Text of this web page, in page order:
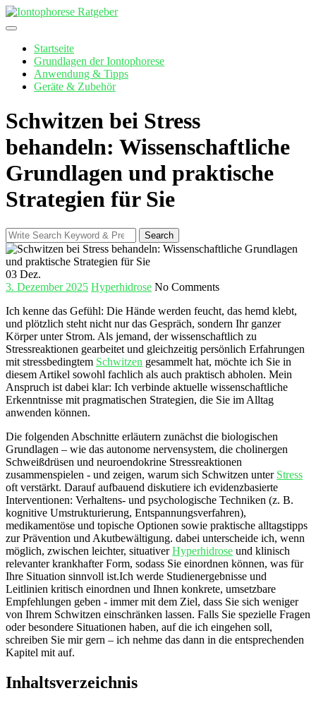
Skip
to
Startseite
Grundlagen der Iontophorese
Anwendung & Tipps
Geräte & Zubehör
Schwitzen bei Stress
behandeln: Wissenschaftliche
Grundlagen und praktische
Strategien für Sie
Search
for:
Search
03 Dez.
3. Dezember 2025 Hyperhidrose No Comments
Ich ⁣kenne das⁣ Gefühl: Die Hände werden​ feucht, das⁢ hemd klebt,‌
und plötzlich steht nicht nur ⁤das ⁤Gespräch, sondern Ihr ganzer
Körper unter Strom. Als jemand, der wissenschaftlich ⁤zu
Stressreaktionen gearbeitet und gleichzeitig persönlich Erfahrungen
mit stressbedingtem Schwitzen gesammelt hat, möchte ich Sie in
diesem Artikel sowohl fachlich als auch praktisch abholen. Mein
Anspruch ist dabei klar: ‌Ich verbinde aktuelle wissenschaftliche
Erkenntnisse mit pragmatischen Strategien, die Sie im Alltag
anwenden können.
Die folgenden Abschnitte erläutern zunächst die biologischen
Grundlagen – wie das autonome nervensystem, die cholinergen
Schweißdrüsen und neuroendokrine Stressreaktionen
zusammenspielen -⁤ und⁣ zeigen,‍ warum sich‍ Schwitzen unter Stress
oft verstärkt. Darauf aufbauend diskutiere ich evidenzbasierte
Interventionen: Verhaltens- und psychologische Techniken (z. B.
kognitive Umstrukturierung, Entspannungsverfahren),
medikamentöse und​ topische⁢ Optionen sowie praktische alltagstipps
zur Prävention und​ Akutbewältigung. dabei unterscheide ich, wenn
möglich, zwischen ⁢leichter, situativerHyperhidrose und‍ klinisch
relevanter krankhafter Form,‌ sodass⁤ Sie einordnen können, was für
Ihre Situation sinnvoll ist.Ich werde Studienergebnisse und⁣
Leitlinien kritisch einordnen und Ihnen ⁣konkrete, umsetzbare
Empfehlungen geben -‍ immer mit dem Ziel, dass Sie sich weniger
von ⁢Ihrem Schwitzen einschränken lassen. Falls Sie spezielle Fragen
oder⁢ besondere ⁣Situationen haben, auf die ich eingehen soll,
schreiben Sie mir‌ gern – ⁢ich nehme das dann in die entsprechenden
Kapitel mit auf.
Inhaltsverzeichnis